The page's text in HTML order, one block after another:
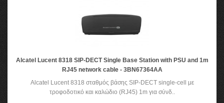
Alcatel Lucent 8318 SIP-DECT Single Base Station with PSU and 1m
RJ45 network cable - 3BN67364AA
Alcatel Lucent 8318 σταθμός βάσης SIP-DECT single-cell με
τροφοδοτικό και καλώδιο (RJ45) 1m για σύνδ..